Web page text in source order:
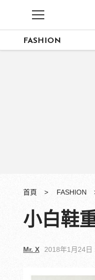
FASHION
首頁 FASHION
小白鞋
Mr. X 2018年1月24日